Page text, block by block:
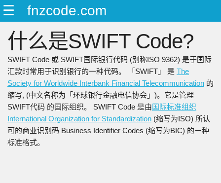
☰ fnzcode.com
日本語
简中
繁中
什么是SWIFT Code?
SWIFT Code 或 SWIFT国际银行代码 (别称ISO 9362) 是于国际
汇款时常用于识别银行的一种代码。 「SWIFT」 是 The
Society for Worldwide Interbank Financial Telecommunication 的
缩写, (中文名称为「环球银行金融电信协会」)。它是管理
SWIFT代码 的国际组织。 SWIFT Code 是由国际标准组织
International Organization for Standardization (缩写为ISO) 所认
可的商业识别码 Business Identifier Codes (缩写为BIC) 的ㄧ种
标准格式。